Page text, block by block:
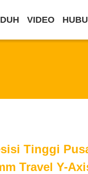
VIDEO
Tinggi
Travel Y-